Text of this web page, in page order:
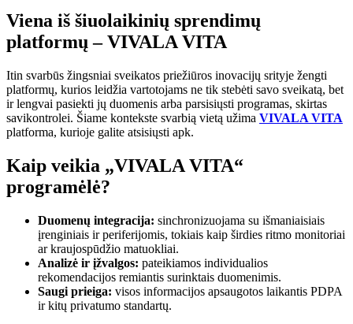
Viena iš šiuolaikinių sprendimų
platformų – VIVALA VITA
Itin svarbūs žingsniai sveikatos priežiūros inovacijų srityje žengti
platformų, kurios leidžia vartotojams ne tik stebėti savo sveikatą, bet
ir lengvai pasiekti jų duomenis arba parsisiųsti programas, skirtas
savikontrolei. Šiame kontekste svarbią vietą užima VIVALA VITA
platforma, kurioje galite atsisiųsti apk.
Kaip veikia „VIVALA VITA“
programėlė?
Duomenų integracija: sinchronizuojama su išmaniaisiais
įrenginiais ir periferijomis, tokiais kaip širdies ritmo monitoriai
ar kraujospūdžio matuokliai.
Analizė ir įžvalgos: pateikiamos individualios
rekomendacijos remiantis surinktais duomenimis.
Saugi prieiga: visos informacijos apsaugotos laikantis PDPA
ir kitų privatumo standartų.